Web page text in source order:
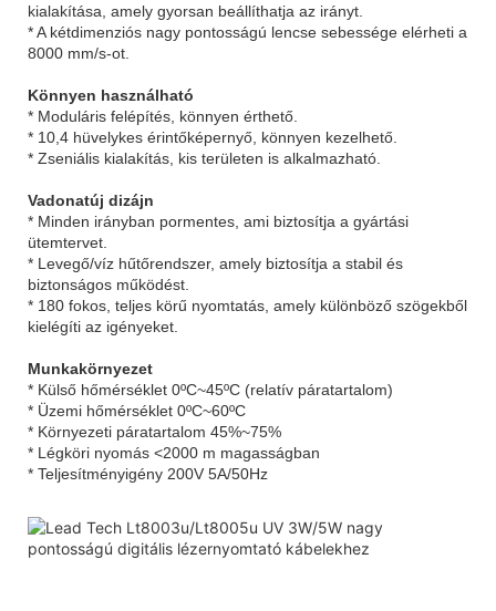
kialakítása, amely gyorsan beállíthatja az irányt.
* A kétdimenziós nagy pontosságú lencse sebessége elérheti a
8000 mm/s-ot.
Könnyen használható
* Moduláris felépítés, könnyen érthető.
* 10,4 hüvelykes érintőképernyő, könnyen kezelhető.
* Zseniális kialakítás, kis területen is alkalmazható.
Vadonatúj dizájn
* Minden irányban pormentes, ami biztosítja a gyártási
ütemtervet.
* Levegő/víz hűtőrendszer, amely biztosítja a stabil és
biztonságos működést.
* 180 fokos, teljes körű nyomtatás, amely különböző szögekből
kielégíti az igényeket.
Munkakörnyezet
* Külső hőmérséklet 0ºC~45ºC (relatív páratartalom)
* Üzemi hőmérséklet 0ºC~60ºC
* Környezeti páratartalom 45%~75%
* Légköri nyomás <2000 m magasságban
* Teljesítményigény 200V 5A/50Hz